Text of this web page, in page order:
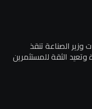
الهندي إطلاق منصة
الاستثمارات الهندية
الصناعة تنقذ
الثقة للمستثمرين